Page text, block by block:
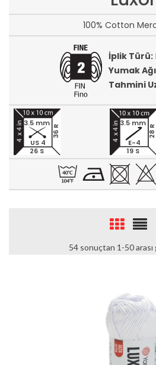
100% Cotton
İplik Türü:
Yumak
Tahmini
26 S
36 R
3.5 mm
US 4
19 S
28 R
3.5 mm
E-4
54 sonuçtan 1-50